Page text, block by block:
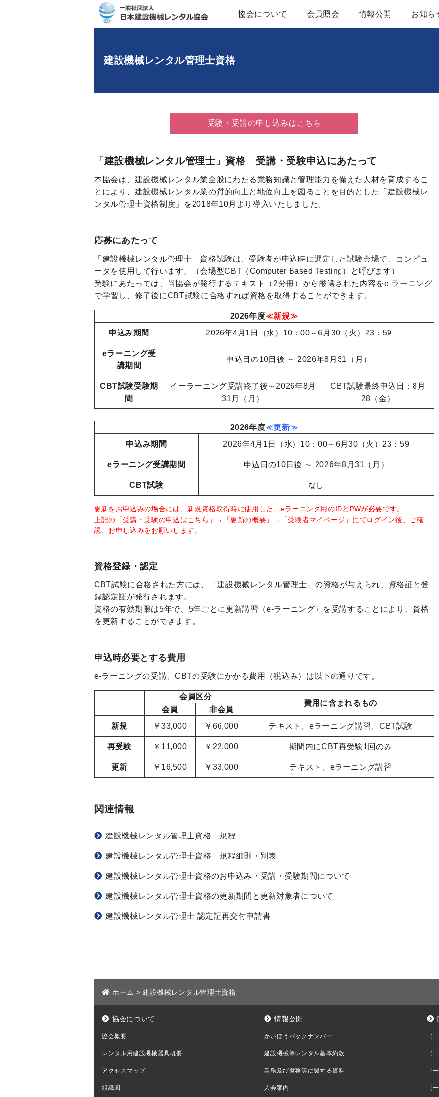
協会について
組織図
役員名簿
ブロック一覧
会員照会 情報公開
入会案内
お知ら
建設機械レンタル管理士資格
受験・受講の申し込みはこちら
「建設機械レンタル管理士」資格 受講・受験申込にあたって
本協会は、建設機械レンタル業全般にわたる業務知識と管理能力を備えた人材を育成するこ
とにより、建設機械レンタル業の質的向上と地位向上を図ることを目的とした「建設機械レ
ンタル管理士資格制度」を2018年10月より導入いたしました。
応募にあたって
「建設機械レンタル管理士」資格試験は、受験者が申込時に選定した試験会場で、コンピュ
ータを使用して行います。（会場型CBT（Computer Based Testing）と呼びます）
受験にあたっては、当協会が発行するテキスト（2分冊）から厳選された内容をe-ラーニング
で学習し、修了後にCBT試験に合格すれば資格を取得することができます。
2026年度≪新規≫
申込み期間
2026年4月1日（水）10：00～6月30（火）23：59
eラーニング受
講期間
申込日の10日後 ～ 2026年8月31（月）
CBT試験受験期
間
イーラーニング受講終了後～2026年8月
31月（月）
CBT試験最終申込日：8月
28（金）
2026年度≪更新≫
申込み期間
2026年4月1日（水）10：00～6月30（火）23：59
eラーニング受講期間 申込日の10日後 ～ 2026年8月31（月）
CBT試験 なし
更新をお申込みの場合には、 新規資格取得時に使用した、eラーニング用のIDとPWが必要です。
上記の「受講・受験の申込はこちら」→「更新の概要」→「受験者マイページ」にてログイン後、ご確
認、お申し込みをお願いします。
資格登録・認定
CBT試験に合格された方には、「建設機械レンタル管理士」の資格が与えられ、資格証と登
録認定証が発行されます。
資格の有効期限は5年で、5年ごとに更新講習（e-ラーニング）を受講することにより、資格
を更新することができます。
申込時必要とする費用
e-ラーニングの受講、CBTの受験にかかる費用（税込み）は以下の通りです。
会員区分
費用に含まれるもの
会員
非会員
新規
￥33,000 ￥66,000 テキスト、eラーニング講習、CBT試験
再受験 ￥11,000 ￥22,000 期間内にCBT再受験1回のみ
更新 ￥16,500 ￥33,000 テキスト、eラーニング講習
関連情報
建設機械レンタル管理士資格 規程
建設機械レンタル管理士資格 規程細則・別表
建設機械レンタル管理士資格のお申込み・受講・受験期間について
建設機械レンタル管理士資格の更新期間と更新対象者について
建設機械レンタル管理士 認定証再交付申請書
ホーム >建設機械レンタル管理士資格
協会について
協会概要
レンタル用建設機械器具概要
アクセスマップ
組織図
情報公開
かいほうバックナンバー
建設機械等レンタル基本約款
業務及び財務等に関する資料
入会案内
（
（
（
（